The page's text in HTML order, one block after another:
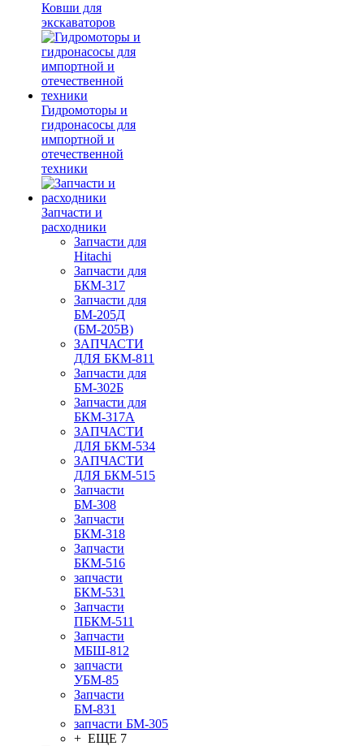
Ковши для
экскаваторов
Гидромоторы и
гидронасосы для
импортной и
отечественной
техники
Запчасти и
расходники
Запчасти для
Hitachi
Запчасти для
БКМ-317
Запчасти для
БМ-205Д
(БМ-205В)
ЗАПЧАСТИ
ДЛЯ БКМ-811
Запчасти для
БМ-302Б
Запчасти для
БКМ-317А
ЗАПЧАСТИ
ДЛЯ БКМ-534
ЗАПЧАСТИ
ДЛЯ БКМ-515
Запчасти
БМ-308
Запчасти
БКМ-318
Запчасти
БКМ-516
запчасти
БКМ-531
Запчасти
ПБКМ-511
Запчасти
МБШ-812
запчасти
УБМ-85
Запчасти
БМ-831
запчасти БМ-305
+ ЕЩЕ 7